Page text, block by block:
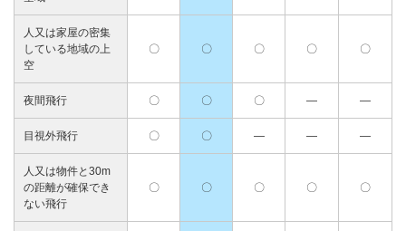
人又は家屋の密集
している地域の上
空
〇 〇 〇 〇 〇
夜間飛行 〇 〇 〇 ― ―
目視外飛行 〇 〇 ― ― ―
人又は物件と30m
の距離が確保でき
ない飛行
〇 〇 〇 〇 〇